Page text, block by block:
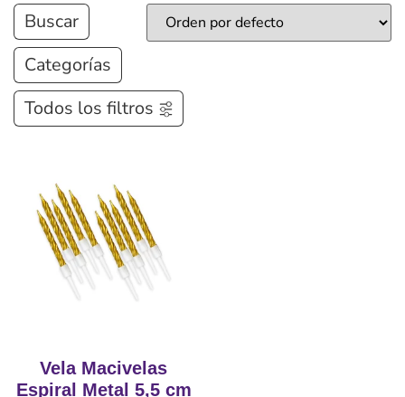
Buscar
Categorías
Todos los filtros
Vela Macivelas
Espiral Metal 5,5 cm